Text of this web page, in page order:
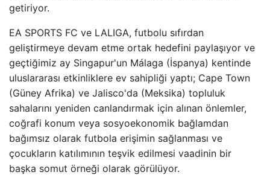
getiriyor.
EA SPORTS FC ve LALIGA, futbolu sıfırdan
geliştirmeye devam etme ortak hedefini paylaşıyor ve
geçtiğimiz ay Singapur'un Málaga (İspanya) kentinde
uluslararası etkinliklere ev sahipliği yaptı; Cape Town
(Güney Afrika) ve Jalisco'da (Meksika) topluluk
sahalarını yeniden canlandırmak için alınan önlemler,
coğrafi konum veya sosyoekonomik bağlamdan
bağımsız olarak futbola erişimin sağlanması ve
çocukların katılımının teşvik edilmesi vaadinin bir
başka somut örneği olarak görülüyor.